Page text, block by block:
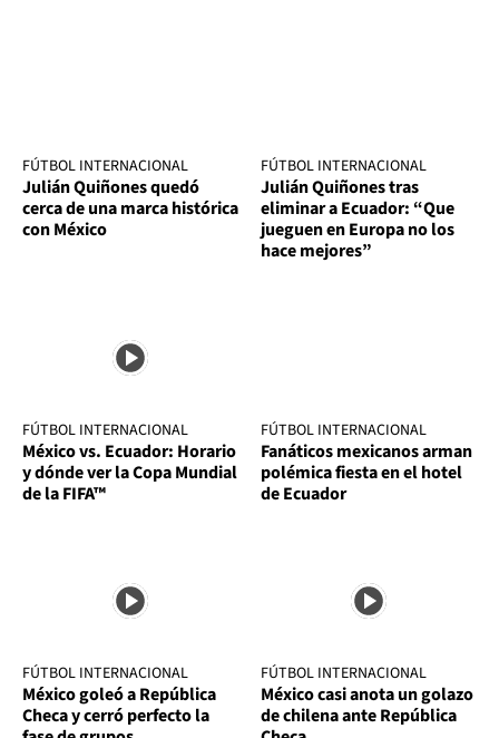
FÚTBOL INTERNACIONAL
Julián Quiñones quedó
cerca de una marca histórica
con México
FÚTBOL INTERNACIONAL
Julián Quiñones tras
eliminar a Ecuador: “Que
jueguen en Europa no los
hace mejores”
FÚTBOL INTERNACIONAL
México vs. Ecuador: Horario
y dónde ver la Copa Mundial
de la FIFA™
FÚTBOL INTERNACIONAL
Fanáticos mexicanos arman
polémica fiesta en el hotel
de Ecuador
FÚTBOL INTERNACIONAL
México goleó a República
Checa y cerró perfecto la
FÚTBOL INTERNACIONAL
México casi anota un golazo
de chilena ante República